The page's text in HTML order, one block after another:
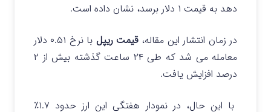
دهد به قیمت ۱ دلار برسد، نشان داده است.
در زمان انتشار این مقاله، قیمت ریپل
با نرخ ۰.۵۱ دلار
معامله می شد که طی ۲۴ ساعت گذشته بیش از ۲
درصد افزایش یافت.
با این حال، در نمودار هفتگی این ارز حدود ۱.۷٪